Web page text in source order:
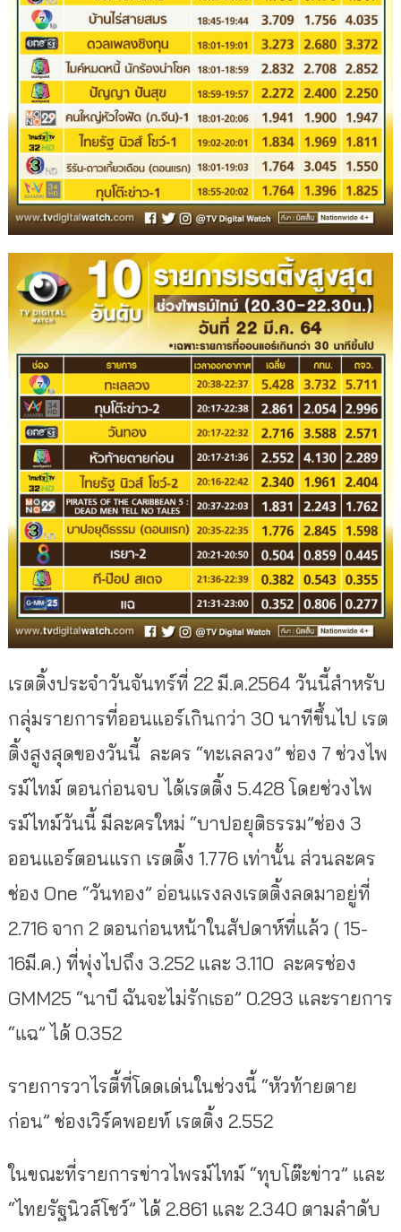
เรตติ้งประจำวันจันทร์ที่ 22 มี.ค.2564 วันนี้สำหรับ
กลุ่มรายการที่ออนแอร์เกินกว่า 30 นาทีขึ้นไป เรต
ติ้งสูงสุดของวันนี้ ละคร “ทะเลลวง” ช่อง 7 ช่วงไพ
รม์ไทม์ ตอนก่อนจบ ได้เรตติ้ง 5.428 โดยช่วงไพ
รม์ไทม์วันนี้ มีละครใหม่ “บาปอยุติธรรม”ช่อง 3
ออนแอร์ตอนแรก เรตติ้ง 1.776 เท่านั้น ส่วนละคร
ช่อง One “วันทอง” อ่อนแรงลงเรตติ้งลดมาอยู่ที่
2.716 จาก 2 ตอนก่อนหน้าในสัปดาห์ที่แล้ว ( 15-
16มี.ค.) ที่พุ่งไปถึง 3.252 และ 3.110 ละครช่อง
GMM25 “นาบี ฉันจะไม่รักเธอ” 0.293 และรายการ
“แฉ” ได้ 0.352
รายการวาไรตี้ที่โดดเด่นในช่วงนี้ “หัวท้ายตาย
ก่อน” ช่องเวิร์คพอยท์ เรตติ้ง 2.552
ในขณะที่รายการข่าวไพรม์ไทม์ “ทุบโต๊ะข่าว” และ
“ไทยรัฐนิวส์โชว์” ได้ 2.861 และ 2.340 ตามลำดับ